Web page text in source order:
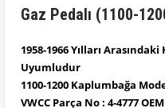
Gaz Pedalı (1100-
1958-1966 Yılları
Uyumludur
1100-1200 Kaplumbağa
VWCC Parça No : 4-4777